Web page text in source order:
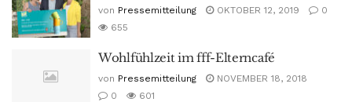
von Pressemitteilung OKTOBER 12, 2019
0
655
Wohlfühlzeit im fff-Elterncafé
von Pressemitteilung
NOVEMBER 18, 2018
0
601